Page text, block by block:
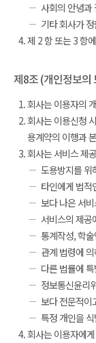
사회의 안녕과
기타 회사가
제 2 항 또는 3 항
제8조 (개인정보의
회사는 이용자의
회사는 이용신청
용계약의 이행과
회사는 서비스 제
도용방지를 위
타인에게 법적
보다 나은 서
서비스의 제공
통계작성, 학
관계 법령에
다른 법률에
정보통신윤리
보다 전문적이
특정 개인을
회사는 이용자에